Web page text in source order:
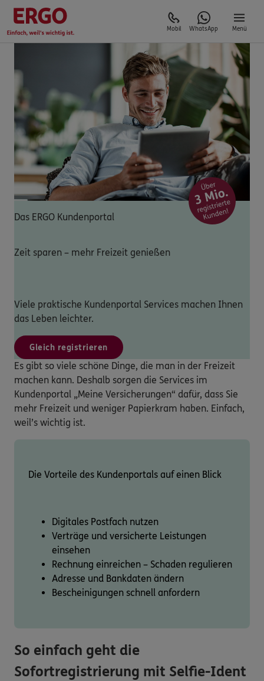
Mobil WhatsApp Menü
Das ERGO Kundenportal
Zeit sparen – mehr Freizeit genießen
Viele praktische Kundenportal Services machen Ihnen
das Leben leichter.
Gleich registrieren
Es gibt so viele schöne Dinge, die man in der Freizeit
machen kann. Deshalb sorgen die Services im
Kundenportal „Meine Versicherungen“ dafür, dass Sie
mehr Freizeit und weniger Papierkram haben. Einfach,
weil’s wichtig ist.
Die Vorteile des Kundenportals auf einen Blick
Digitales Postfach nutzen
Verträge und versicherte Leistungen
einsehen
Rechnung einreichen – Schaden regulieren
Adresse und Bankdaten ändern
Bescheinigungen schnell anfordern
So einfach geht die
Sofortregistrierung mit Selfie-Ident